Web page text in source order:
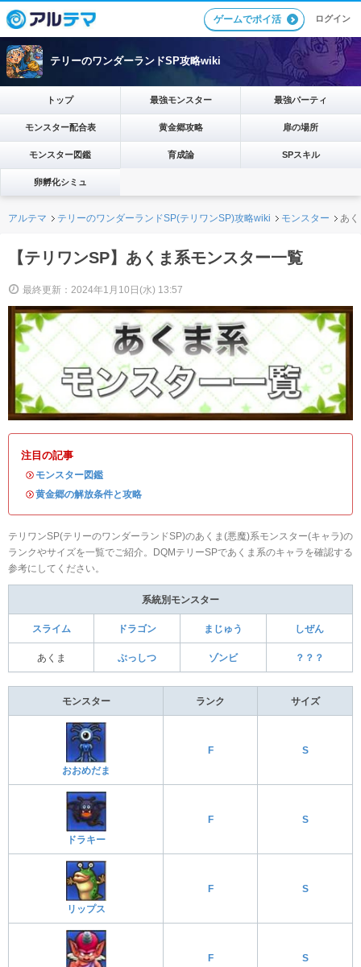
ゲームでポイ活 ログイン
テリーのワンダーランドSP攻略wiki
トップ 最強モンスター 最強パーティ
モンスター配合表 黄金郷攻略 扉の場所
モンスター図鑑 育成論 SPスキル
卵孵化シミュ
アルテマ テリーのワンダーランドSP(テリワンSP)攻略wiki モンスター あ
【テリワンSP】あくま系モンスター一覧
最終更新：2024年1月10日(水) 13:57
注目の記事
・ モンスター図鑑
・黄金郷の解放条件と攻略
テリワンSP(テリーのワンダーランドSP)のあくま(悪魔)系モンスター(キャラ)の
ランクやサイズを一覧でご紹介。DQMテリーSPであくま系のキャラを確認する
参考にしてください。
系統別モンスター
スライム ドラゴン まじゅう しぜん
あくま ぶっしつ ゾンビ ？？？
モンスター ランク サイズ
おおめだま
F S
ドラキー
F S
リップス
F S
F S